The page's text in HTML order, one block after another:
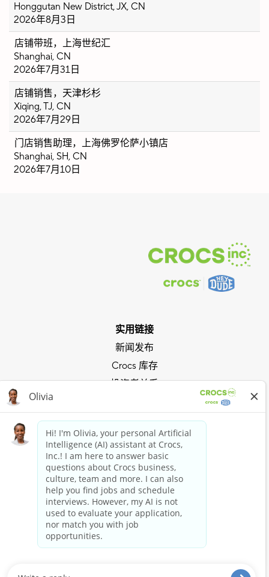
Honggutan New District, JX, CN
2026年8月3日
店铺带班，上海世纪汇
Shanghai, CN
2026年7月31日
店铺销售，天津杉杉
Xiqing, TJ, CN
2026年7月29日
门店销售助理，上海佛罗伦萨小镇店
Shanghai, SH, CN
2026年7月10日
实用链接
新闻发布
Crocs 库存
投资者关系
把握 Crocs 浪潮
加入 Crocs 俱乐部
立即购买
购买 Crocs
购买 HEYDUDE
保持联系